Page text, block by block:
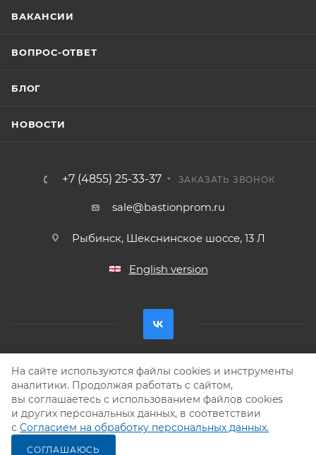
ВАКАНСИИ
ВОПРОС-ОТВЕТ
БЛОГ
НОВОСТИ
+7 (4855) 25-33-37 ЗАКАЗАТЬ ЗВОНОК
sale@bastionprom.ru
Рыбинск, Шекснинское шоссе, 13 Л
English version
Разработка —Интео
2026 © ООО ТПФ «Бастион-ПРОМ»
Соглашение на обработку персональных данных
На сайте используются файлы cookies и инструменты
аналитики. Продолжая работать с сайтом,
вы соглашаетесь с использованием файлов cookies
и других персональных данных, в соответствии
с Согласием на обработку персональных данных.
СОГЛАШАЮСЬ